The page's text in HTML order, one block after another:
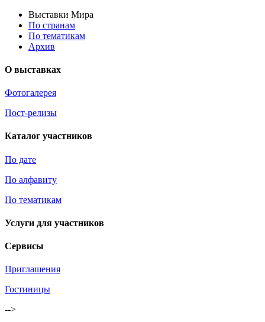
Выставки Мира
По странам
По тематикам
Архив
О выставках
Фотогалерея
Пост-релизы
Каталог участников
По дате
По алфавиту
По тематикам
Услуги для участников
Сервисы
Приглашения
Гостиницы
-->